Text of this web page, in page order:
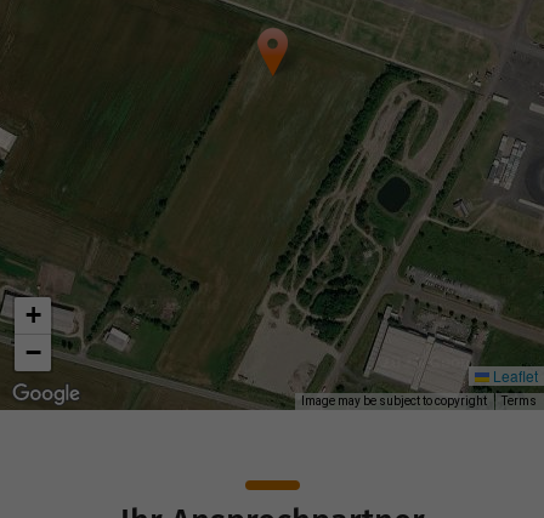
+
−
Leaflet
Image may be subject to copyright Terms